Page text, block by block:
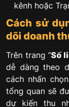
kênh hoặc
Cách sử
dõi doanh
Trên trang “Số
dễ dàng theo
cách nhấn
tổng quan sẽ
dự kiến thu